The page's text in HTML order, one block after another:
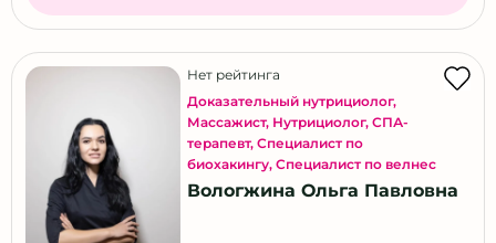
Нет рейтинга
Доказательный нутрициолог,
Массажист, Нутрициолог, СПА-
терапевт, Специалист по
биохакингу, Специалист по велнес
Вологжина Ольга Павловна